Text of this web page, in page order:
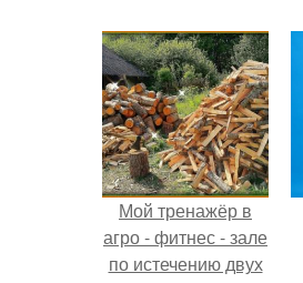
Мой тренажёр в
агро - фитнес - зале
по истечению двух